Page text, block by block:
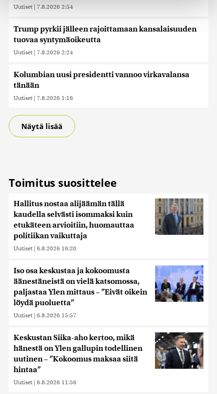
räätälöimiseen, sosiaalisen median ominaisuuksien
jaamme sosiaalisen median, mainosalan ja analytiikka-
alan kumppaneillemme tietoja siitä, miten käytät
sivustoamme. Kumppanimme voivat yhdistää näitä
kerätty, kun olet käyttänyt heidän palvelujaan. Tietoja
saatetaan myös siirtää ulkomaille.
Uutiset | 7.8.2026 2:54
Trump pyrkii jälleen rajoittamaan kansalaisuuden
tuovaa syntymäoikeutta
Uutiset | 7.8.2026 2:24
Kolumbian uusi presidentti vannoo virkavalansa
tänään
Uutiset | 7.8.2026 1:16
Näytä lisää
Toimitus suosittelee
Hallitus nostaa alijäämän tällä
kaudella selvästi isommaksi kuin
etukäteen arvioitiin, huomauttaa
politiikan vaikuttaja
Uutiset | 6.8.2026 16:20
Iso osa keskustaa ja kokoomusta
äänestäneistä on vielä katsomossa,
paljastaa Ylen mittaus – ”Eivät oikein
löydä puoluetta”
Uutiset | 6.8.2026 15:57
Keskustan Siika-aho kertoo, mikä
hänestä on Ylen gallupin todellinen
uutinen – ”Kokoomus maksaa siitä
hintaa”
Uutiset | 6.8.2026 11:56